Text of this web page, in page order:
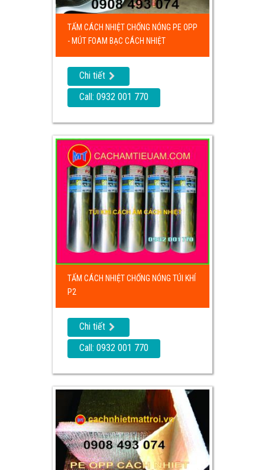
TẤM CÁCH NHIỆT CHỐNG NÓNG PE OPP
- MÚT FOAM BẠC CÁCH NHIỆT
Chi tiết
Call: 0932 001 770
TẤM CÁCH NHIỆT CHỐNG NÓNG TÚI KHÍ
P2
Chi tiết
Call: 0932 001 770